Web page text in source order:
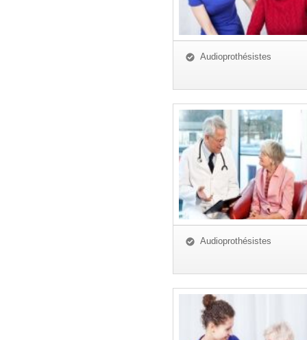
Audioprothésistes
Audioprothésistes